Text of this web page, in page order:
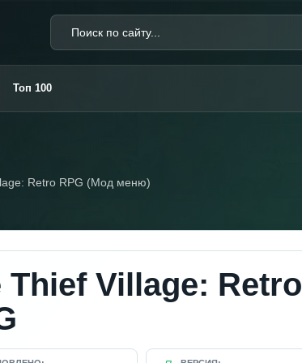
Топ 100
Retro RPG (Мод меню)
Thief Village: Retro